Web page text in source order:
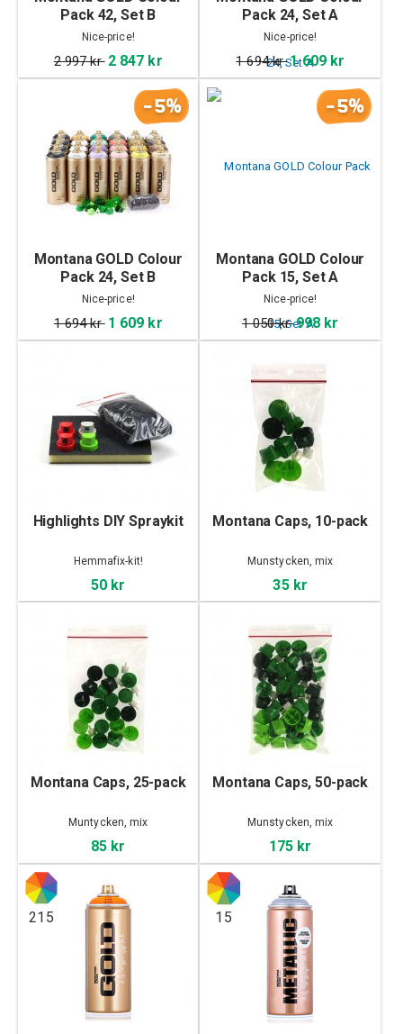
Pack 42, Set B
Nice-price!
2 997 kr 2 847 kr
Pack 24, Set A
Nice-price!
1 694 kr1 609 kr
-5%
Montana GOLD Colour
Pack 24, Set B
Nice-price!
1 694 kr 1 609 kr
-5%
Montana GOLD Colour
Pack 15, Set A
Nice-price!
1 050 kr998 kr
Highlights DIY Spraykit
Hemmafix-kit!
50 kr
Montana Caps, 10-pack
Munstycken, mix
35 kr
Montana Caps, 25-pack
Muntycken, mix
85 kr
Montana Caps, 50-pack
Munstycken, mix
175 kr
215 15